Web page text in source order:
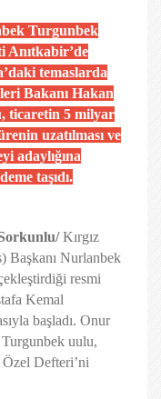
Turgunbek
Anıtkabir’de
temaslarda
Bakanı Hakan
ticaretin 5 milyar
uzatılması ve
adaylığına
taşıdı.
Kırgız
Başkanı Nurlanbek
resmi
Kemal
başladı. Onur
Turgunbek uulu,
Defteri’ni